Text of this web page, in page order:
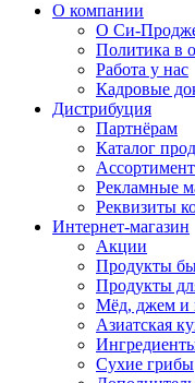
О компании
О Си-
Политика в
Работа у нас
Кадровые
Дистрибуция
Партнёрам
Каталог
Рекламные
Реквизиты
Интернет-магазин
Акции
Продукты
Продукты
Мёд, джем и
Азиатская
Сухие грибы